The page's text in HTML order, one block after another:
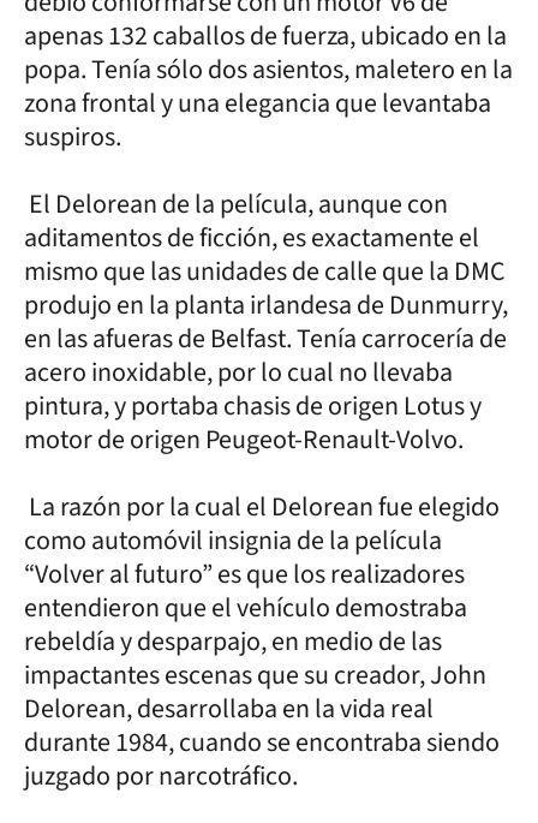
apenas 132 caballos de fuerza, ubicado en la
popa. Tenía sólo dos asientos, maletero en la
zona frontal y una elegancia que levantaba
suspiros.
El Delorean de la película, aunque con
aditamentos de ficción, es exactamente el
mismo que las unidades de calle que la DMC
produjo en la planta irlandesa de Dunmurry,
en las afueras de Belfast. Tenía carrocería de
acero inoxidable, por lo cual no llevaba
pintura, y portaba chasis de origen Lotus y
motor de origen Peugeot-Renault-Volvo.
La razón por la cual el Delorean fue elegido
como automóvil insignia de la película
“Volver al futuro” es que los realizadores
entendieron que el vehículo demostraba
rebeldía y desparpajo, en medio de las
impactantes escenas que su creador, John
Delorean, desarrollaba en la vida real
durante 1984, cuando se encontraba siendo
juzgado por narcotráfico.